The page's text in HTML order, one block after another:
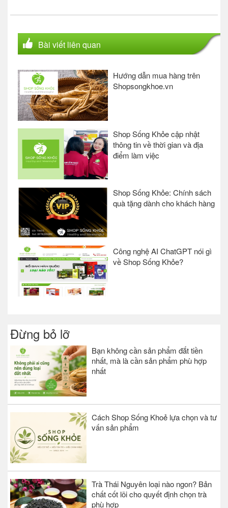
Bài viết liên quan
Hướng dẫn mua hàng trên
Shopsongkhoe.vn
Shop Sống Khỏe cập nhật
thông tin về thời gian và địa
điểm làm việc
Shop Sống Khỏe: Chính sách
quà tặng dành cho khách hàng
Công nghệ AI ChatGPT nói gì
về Shop Sống Khỏe?
Đừng bỏ lỡ
Bạn không cần sản phẩm đắt tiền
nhất, mà là cần sản phẩm phù hợp
nhất
Cách Shop Sống Khoẻ lựa chọn và tư
vấn sản phẩm
Trà Thái Nguyên loại nào ngon? Bản
chất cốt lõi cho quyết định chọn trà
phù hợp